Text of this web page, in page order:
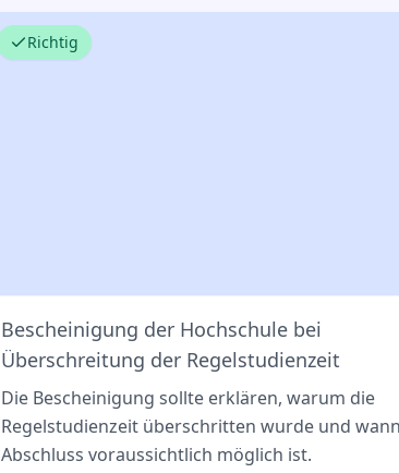
Richtig
Bescheinigung der Hochschule bei
Überschreitung der Regelstudienzeit
Die Bescheinigung sollte erklären, warum die
Regelstudienzeit überschritten wurde und
Abschluss voraussichtlich möglich ist.